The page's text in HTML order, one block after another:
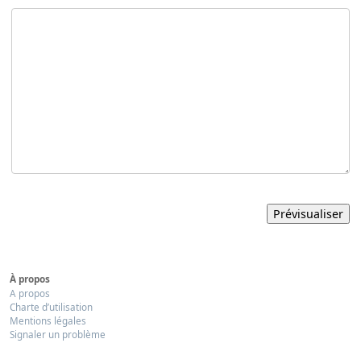
À propos
A propos
Charte d’utilisation
Mentions légales
Signaler un problème